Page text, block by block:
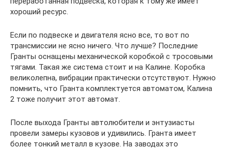
хороший ресурс.
Если по подвеске и двигателя ясно все, то вот по
трансмиссии не ясно ничего. Что лучше? Последние
Гранты оснащены механической коробкой с тросовыми
тягами. Такая же система стоит и на Калине. Коробка
великолепна, вибрации практически отсутствуют. Нужно
помнить, что Гранта комплектуется автоматом, Калина
2 тоже получит этот автомат.
После выхода Гранты автолюбители и энтузиасты
провели замеры кузовов и удивились. Гранта имеет
более тонкий металл в кузове. На заводах это